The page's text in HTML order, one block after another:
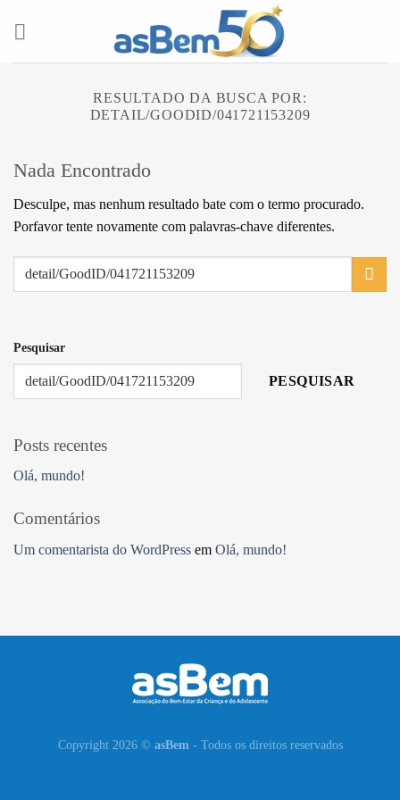
RESULTADO DA BUSCA POR:
DETAIL/GOODID/041721153209
Nada Encontrado
Desculpe, mas nenhum resultado bate com o termo procurado.
Porfavor tente novamente com palavras-chave diferentes.
Pesquisar
PESQUISAR
Posts recentes
Olá, mundo!
Comentários
Um comentarista do WordPress em Olá, mundo!
Copyright 2026 © asBem - Todos os direitos reservados